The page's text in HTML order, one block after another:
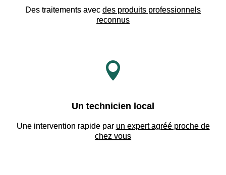
Des traitements avec des produits professionnels
reconnus

Un technicien local
Une intervention rapide par un expert agréé proche de
chez vous